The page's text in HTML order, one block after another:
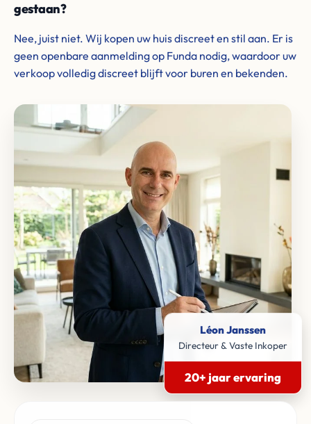
gestaan?
Nee, juist niet. Wij kopen uw huis discreet en stil aan. Er is
geen openbare aanmelding op Funda nodig, waardoor uw
verkoop volledig discreet blijft voor buren en bekenden.
Léon Janssen
Directeur & Vaste Inkoper
20+ jaar ervaring